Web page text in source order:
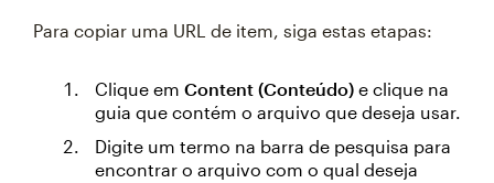
Para copiar uma URL de item, siga estas etapas:
Clique em Content (Conteúdo) e clique na
guia que contém o arquivo que deseja usar.
Digite um termo na barra de pesquisa para
encontrar o arquivo com o qual deseja